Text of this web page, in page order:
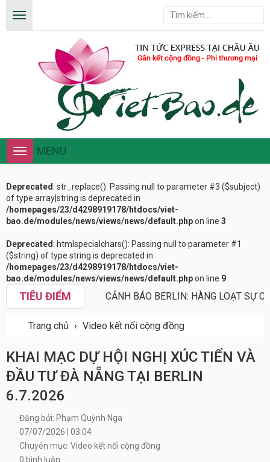
Toggle
navigation
MENU
Deprecated : str_replace(): Passing null to parameter #3 ($subject)
of type array|string is deprecated in
/homepages/23/d4298919178/htdocs/viet-
bao.de/modules/news/views/news/default.phpon line 3
Deprecated : htmlspecialchars(): Passing null to parameter #1
($string) of type string is deprecated in
/homepages/23/d4298919178/htdocs/viet-
bao.de/modules/news/views/news/default.phpon line 9
TIÊU ĐIỂM CẢNH BÁO BERLIN: HÀNG LOẠT SỰ
Trang chủ › Video kết nối cộng đồng
KHAI MẠC DỰ HỘI NGHỊ XÚC TIẾN VÀ
ĐẦU TƯ ĐÀ NẴNG TẠI BERLIN
6.7.2026
Đăng bởi: Phạm Quỳnh Nga
07/07/2026 | 03:04
Chuyên mục: Video kết nối cộng đồng
0 bình luận